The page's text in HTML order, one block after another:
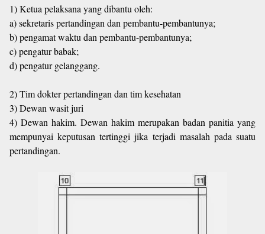
1) Ketua pelaksana yang dibantu oleh:
a) sekretaris pertandingan dan pembantu-pembantunya;
b) pengamat waktu dan pembantu-pembantunya;
c) pengatur babak;
d) pengatur gelanggang.
2) Tim dokter pertandingan dan tim kesehatan
3) Dewan wasit juri
4) Dewan hakim. Dewan hakim merupakan badan panitia yang
mempunyai keputusan tertinggi jika terjadi masalah pada suatu
pertandingan.